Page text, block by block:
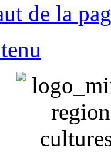
de la